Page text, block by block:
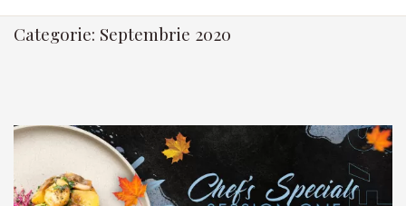
Categorie: Septembrie 2020